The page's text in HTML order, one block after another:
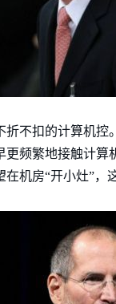
折不扣的计算机
频繁地接触计
机房“开小灶”，